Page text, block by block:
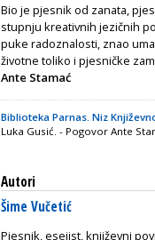
Bio je pjesnik od zanata,
stupnju kreativnih jezičnih
puke radoznalosti, znao
životne toliko i pjesničke
Ante Stamać
Biblioteka Parnas. Niz
Luka Gusić. - Pogovor Ante
Autori
Šime Vučetić
Pjesnik, esejist, književni